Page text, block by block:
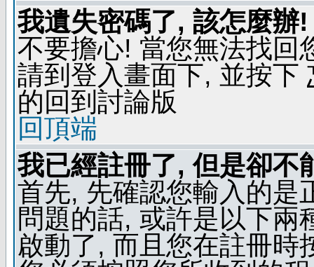
我遺失密碼了, 該怎麼辦!
不要擔心! 當您無法找回
請到登入畫面下, 並按下
的回到討論版
回頂端
我已經註冊了, 但是卻不
首先, 先確認您輸入的是
問題的話, 或許是以下兩
啟動了, 而且您在註冊時